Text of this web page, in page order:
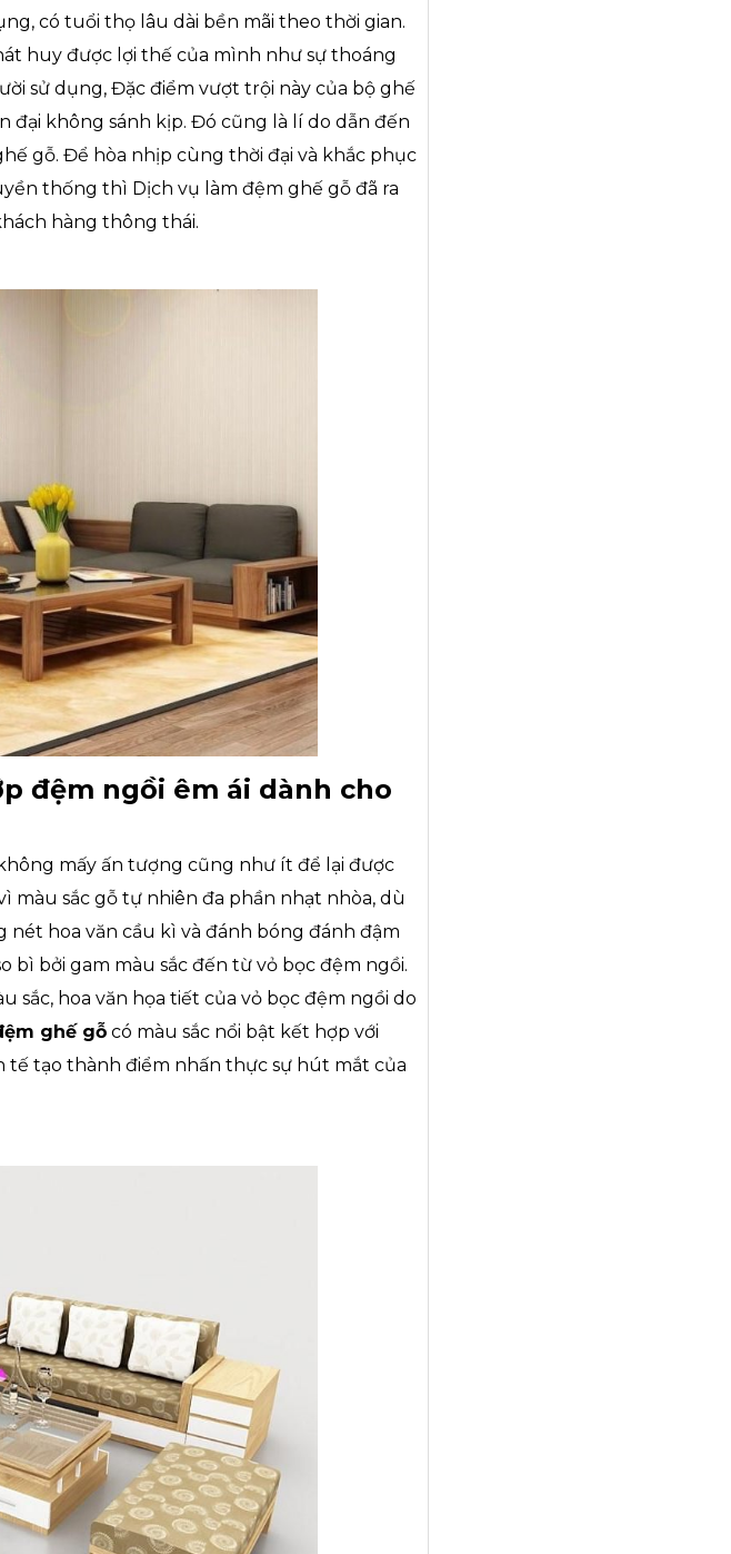
có tuổi thọ lâu dài bền mãi theo thời gian.
huy được lợi thế của mình như sự thoáng
sử dụng, Đặc điểm vượt trội này của bộ ghế
không sánh kịp. Đó cũng là lí do dẫn đến
gỗ. Để hòa nhịp cùng thời đại và khắc phục
thống thì Dịch vụ làm đệm ghế gỗ đã ra
hàng thông thái.
đệm ngồi êm ái dành cho
mấy ấn tượng cũng như ít để lại được
màu sắc gỗ tự nhiên đa phần nhạt nhòa, dù
hoa văn cầu kì và đánh bóng đánh đậm
bởi gam màu sắc đến từ vỏ bọc đệm ngồi.
sắc, hoa văn họa tiết của vỏ bọc đệm ngồi do
ghế gỗ có màu sắc nổi bật kết hợp với
tạo thành điểm nhấn thực sự hút mắt của